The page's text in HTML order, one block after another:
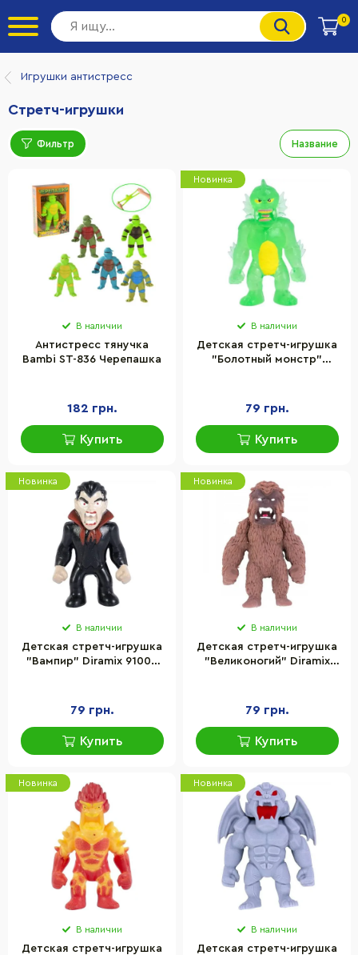
0
Игрушки антистресс
Стретч-игрушки
Фильтр Название
В наличии
Антистресс тянучка
Bambi ST-836 Черепашка
182 грн.
Купить
Новинка
В наличии
Детская cтретч-игрушка
"Болотный монстр"
79 грн.
Купить
Новинка
В наличии
Детская cтретч-игрушка
"Вампир" Diramix 91003
79 грн.
Купить
Новинка
В наличии
Детская cтретч-игрушка
"Великоногий" Diramix
79 грн.
Купить
Новинка
В наличии
Детская cтретч-игрушка
Новинка
В наличии
Детская cтретч-игрушка